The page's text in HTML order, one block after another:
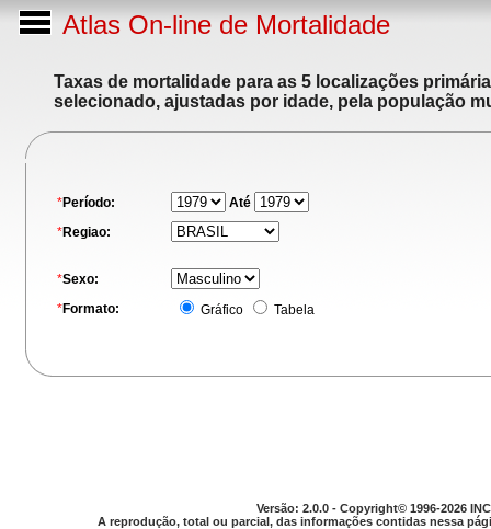
Atlas On-line de Mortalidade
Taxas de mortalidade para as 5 localizações
selecionado, ajustadas por idade, pela população
*Período:
Até
*Regiao:
*Sexo:
*Formato: Gráfico Tabela
Versão: 2.0.0 - Copyright© 1996-2026
A reprodução, total ou parcial, das informações contidas nessa